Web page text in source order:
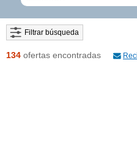
Filtrar búsqueda
134 ofertas encontradas